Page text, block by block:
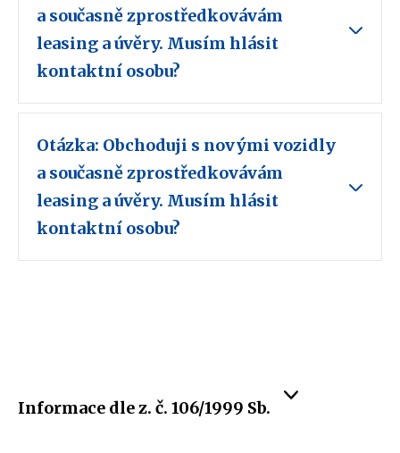
a současně zprostředkovávám
leasing a úvěry. Musím hlásit
kontaktní osobu?
Otázka: Obchoduji s novými vozidly
a současně zprostředkovávám
leasing a úvěry. Musím hlásit
kontaktní osobu?
Informace dle z. č. 106/1999 Sb.